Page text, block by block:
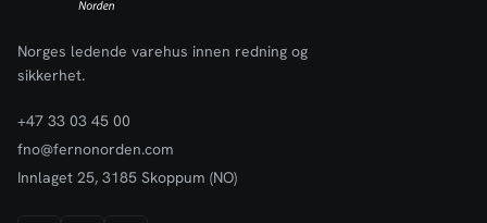
Norges ledende varehus innen redning og
sikkerhet.
+47 33 03 45 00
fno@fernonorden.com
Innlaget 25, 3185 Skoppum (NO)